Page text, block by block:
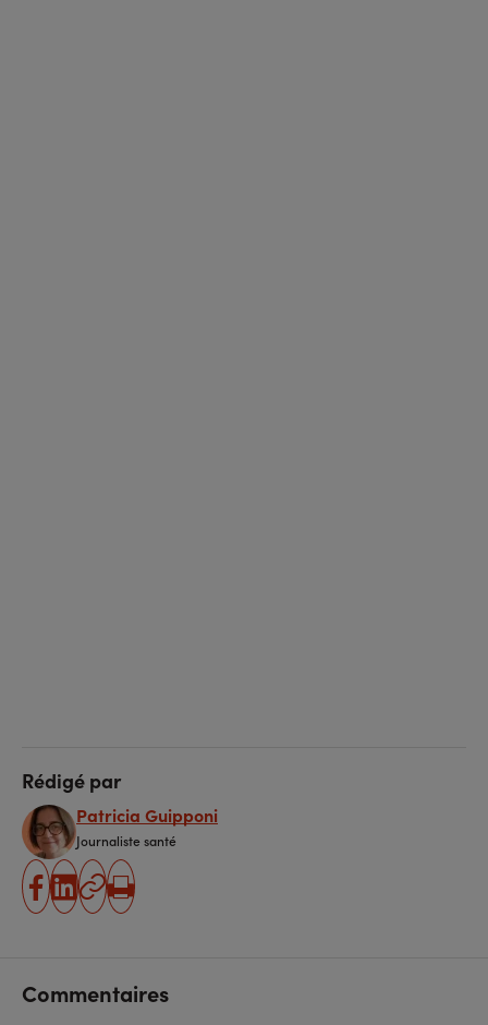
Rédigé par
Patricia Guipponi
Journaliste santé
partager
partager
Copier
Imprimer
Commentaires